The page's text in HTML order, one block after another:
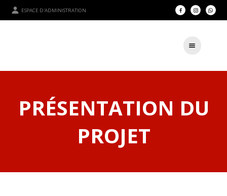
ESPACE D'ADMINISTRATION
PRÉSENTATION DU
PROJET